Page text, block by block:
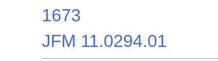
1673
JFM 11.0294.01